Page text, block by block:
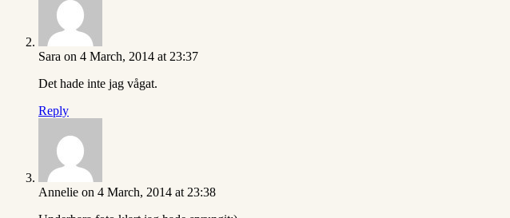
Sara on 4 March, 2014 at 23:37
Det hade inte jag vågat.
Reply
Annelie on 4 March, 2014 at 23:38